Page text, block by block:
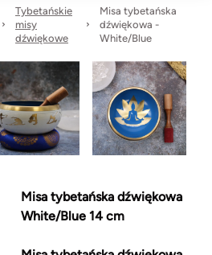
Tybetańskie
misy
dźwiękowe
Misa tybetańska
dźwiękowa -
White/Blue
Misa tybetańska dźwiękowa
White/Blue 14 cm